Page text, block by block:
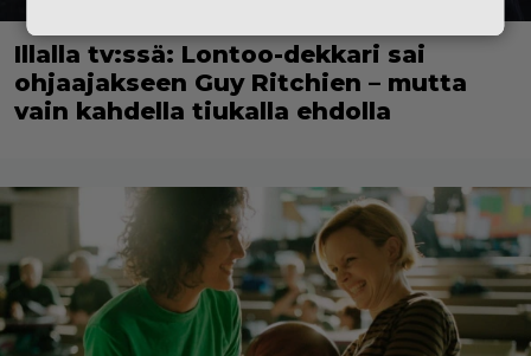
Illalla tv:ssä: Lontoo-dekkari sai
ohjaajakseen Guy Ritchien – mutta
vain kahdella tiukalla ehdolla